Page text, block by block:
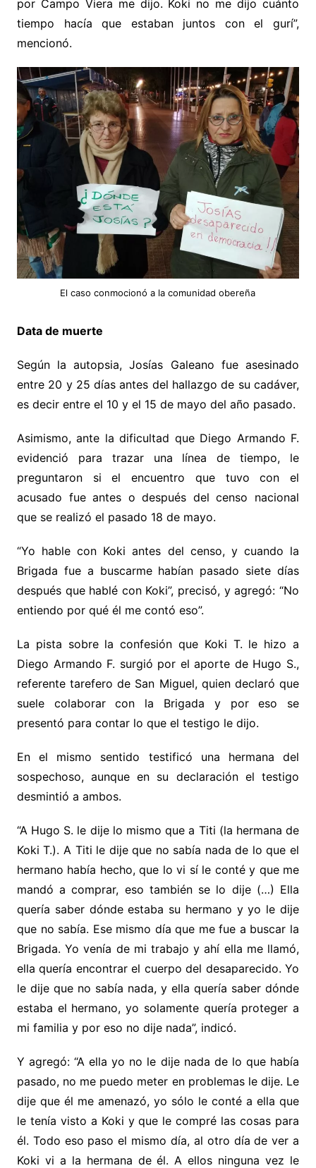
por Campo Viera me dijo. Koki no me dijo cuánto
tiempo hacía que estaban juntos con el gurí”,
mencionó.
El caso conmocionó a la comunidad obereña
Data de muerte
Según la autopsia, Josías Galeano fue asesinado
entre 20 y 25 días antes del hallazgo de su cadáver,
es decir entre el 10 y el 15 de mayo del año pasado.
Asimismo, ante la dificultad que Diego Armando F.
evidenció para trazar una línea de tiempo, le
preguntaron si el encuentro que tuvo con el
acusado fue antes o después del censo nacional
que se realizó el pasado 18 de mayo.
“Yo hable con Koki antes del censo, y cuando la
Brigada fue a buscarme habían pasado siete días
después que hablé con Koki”, precisó, y agregó: “No
entiendo por qué él me contó eso”.
La pista sobre la confesión que Koki T. le hizo a
Diego Armando F. surgió por el aporte de Hugo S.,
referente tarefero de San Miguel, quien declaró que
suele colaborar con la Brigada y por eso se
presentó para contar lo que el testigo le dijo.
En el mismo sentido testificó una hermana del
sospechoso, aunque en su declaración el testigo
desmintió a ambos.
“A Hugo S. le dije lo mismo que a Titi (la hermana de
Koki T.). A Titi le dije que no sabía nada de lo que el
hermano había hecho, que lo vi sí le conté y que me
mandó a comprar, eso también se lo dije (…) Ella
quería saber dónde estaba su hermano y yo le dije
que no sabía. Ese mismo día que me fue a buscar la
Brigada. Yo venía de mi trabajo y ahí ella me llamó,
ella quería encontrar el cuerpo del desaparecido. Yo
le dije que no sabía nada, y ella quería saber dónde
estaba el hermano, yo solamente quería proteger a
mi familia y por eso no dije nada”, indicó.
Y agregó: “A ella yo no le dije nada de lo que había
pasado, no me puedo meter en problemas le dije. Le
dije que él me amenazó, yo sólo le conté a ella que
le tenía visto a Koki y que le compré las cosas para
él. Todo eso paso el mismo día, al otro día de ver a
Koki vi a la hermana de él. A ellos ninguna vez le